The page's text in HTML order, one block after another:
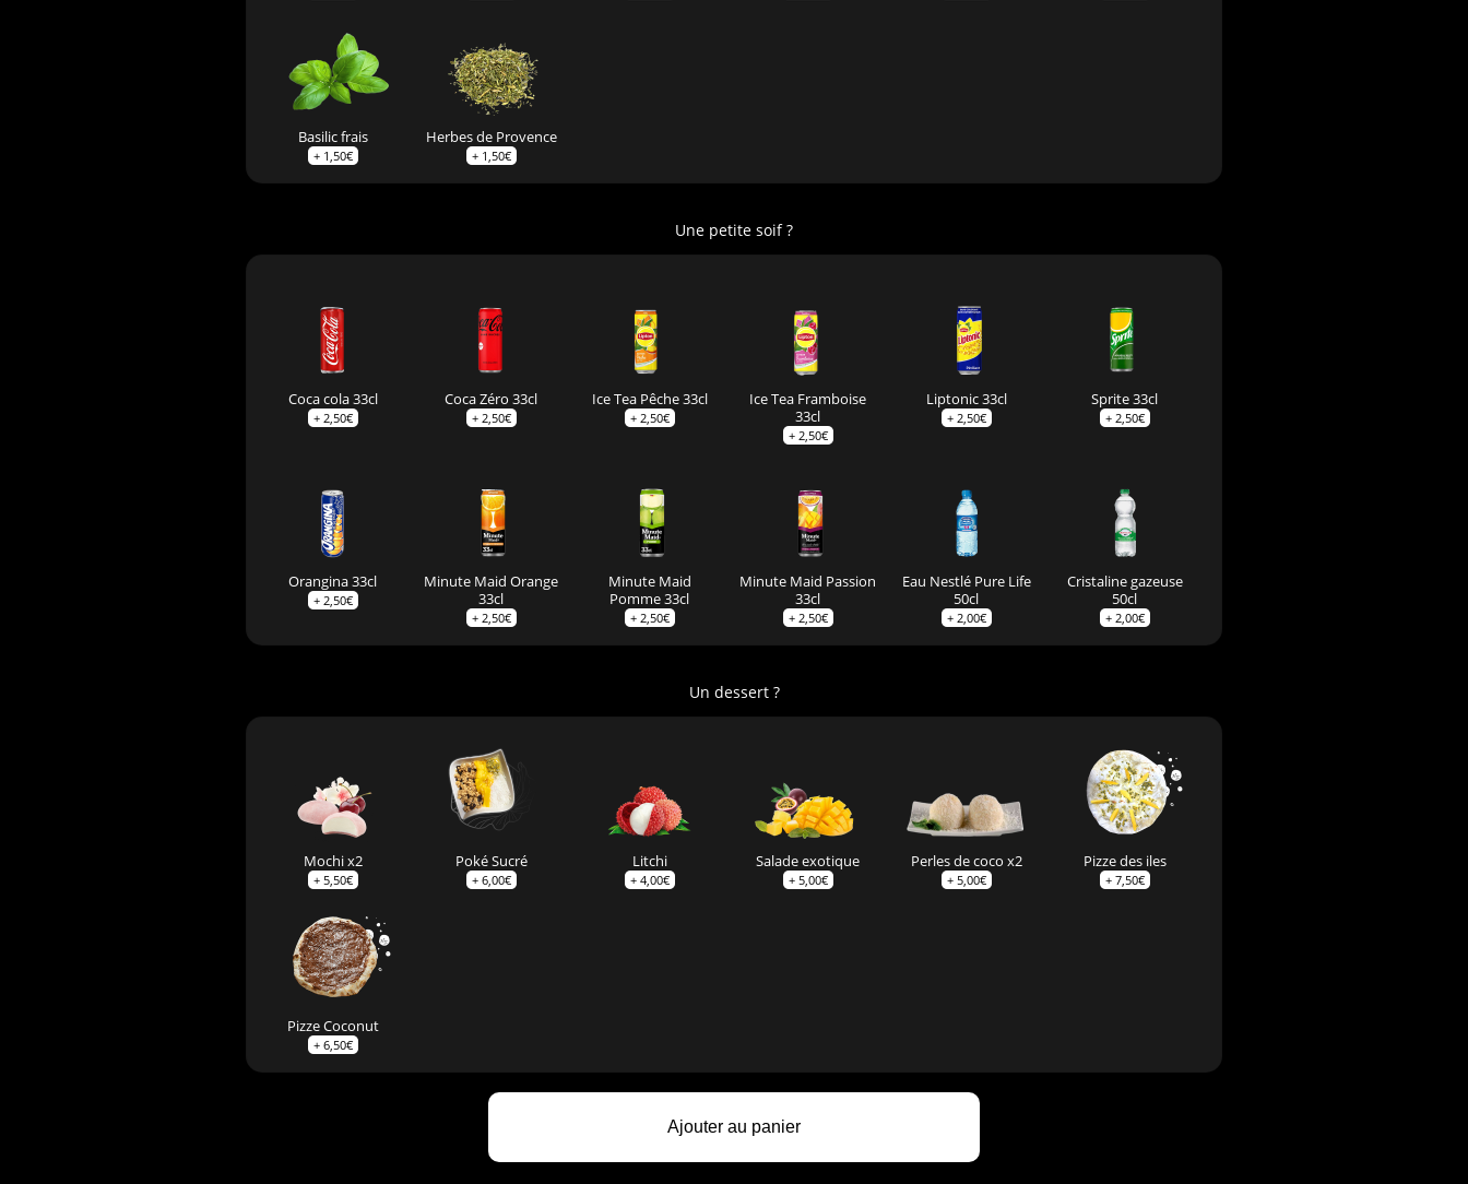
Basilic frais
+ 1,50€
Herbes de Provence
+ 1,50€
Une petite soif ?
Coca cola 33cl
+ 2,50€
Coca Zéro 33cl
+ 2,50€
Ice Tea Pêche 33cl
+ 2,50€
Ice Tea Framboise
33cl
+ 2,50€
Liptonic 33cl
+ 2,50€
Sprite 33cl
+ 2,50€
Orangina 33cl
+ 2,50€
Minute Maid Orange
33cl
+ 2,50€
Minute Maid
Pomme 33cl
+ 2,50€
Minute Maid Passion
33cl
+ 2,50€
Eau Nestlé Pure Life
50cl
+ 2,00€
Cristaline gazeuse
50cl
+ 2,00€
Un dessert ?
Mochi x2
+ 5,50€
Poké Sucré
+ 6,00€
Litchi
+ 4,00€
Salade exotique
+ 5,00€
Perles de coco x2
+ 5,00€
Pizze des iles
+ 7,50€
Pizze Coconut
+ 6,50€
Ajouter au panier